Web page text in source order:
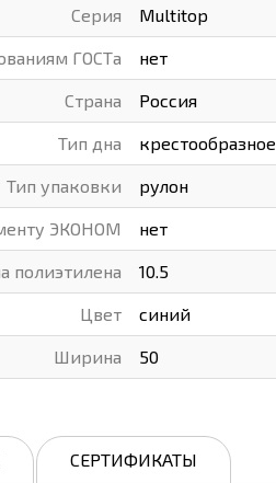
Серия Multitop
ГОСТа нет
Страна Россия
Тип дна крестообразное
Тип упаковки рулон
ЭКОНОМ нет
полиэтилена 10.5
Цвет синий
Ширина 50
СЕРТИФИКАТЫ